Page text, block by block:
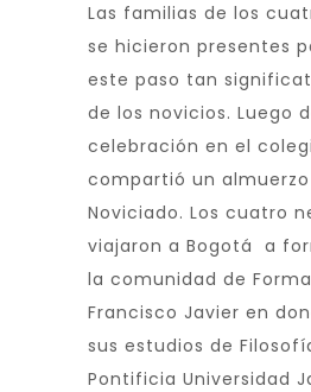
Las familias de los
se hicieron presentes
este paso tan
de los novicios. Luego
celebración en el
compartió un
Noviciado. Los cuatro
viajaron a Bogotá a
la comunidad de
Francisco Javier en
sus estudios de
Pontificia Universidad